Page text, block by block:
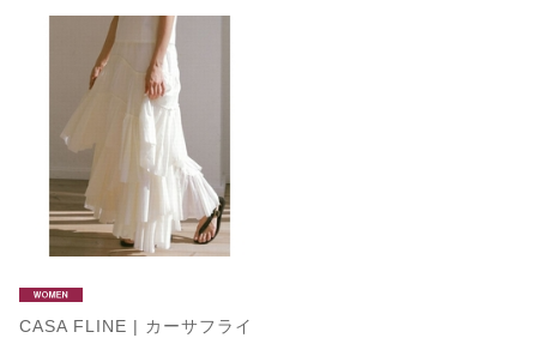
CASA FLINE | カーサフライ